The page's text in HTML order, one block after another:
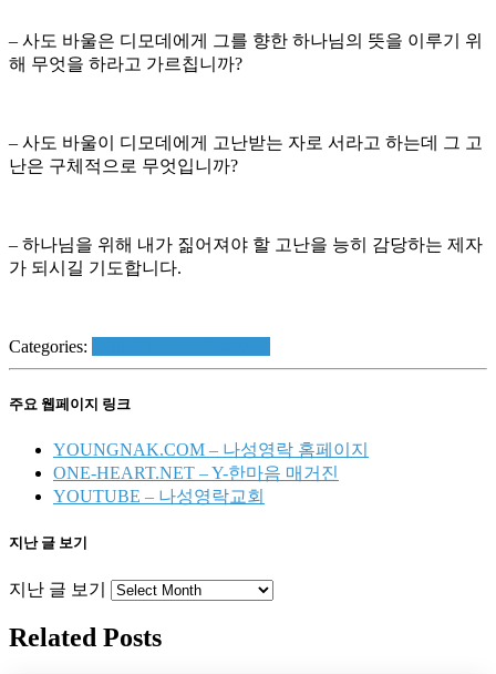
– 사도 바울은 디모데에게 그를 향한 하나님의 뜻을 이루기
위
해 무엇을 하라고 가르칩니까?
– 사도 바울이 디모데에게 고난받는 자로 서라고 하는데 그 고
난은 구체적으로 무엇입니까?
– 하나님을 위해 내가 짊어져야 할 고난을 능히 감당하는 제자
가 되시길 기도합니다.
Categories:
주요 웹페이지 링크
YOUNGNAK.COM – 나성영락 홈페이지
ONE-HEART.NET – Y-한마음 매거진
YOUTUBE – 나성영락교회
지난 글 보기
지난 글 보기
Related Posts